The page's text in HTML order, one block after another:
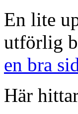
En lite
utförlig
en bra
Här